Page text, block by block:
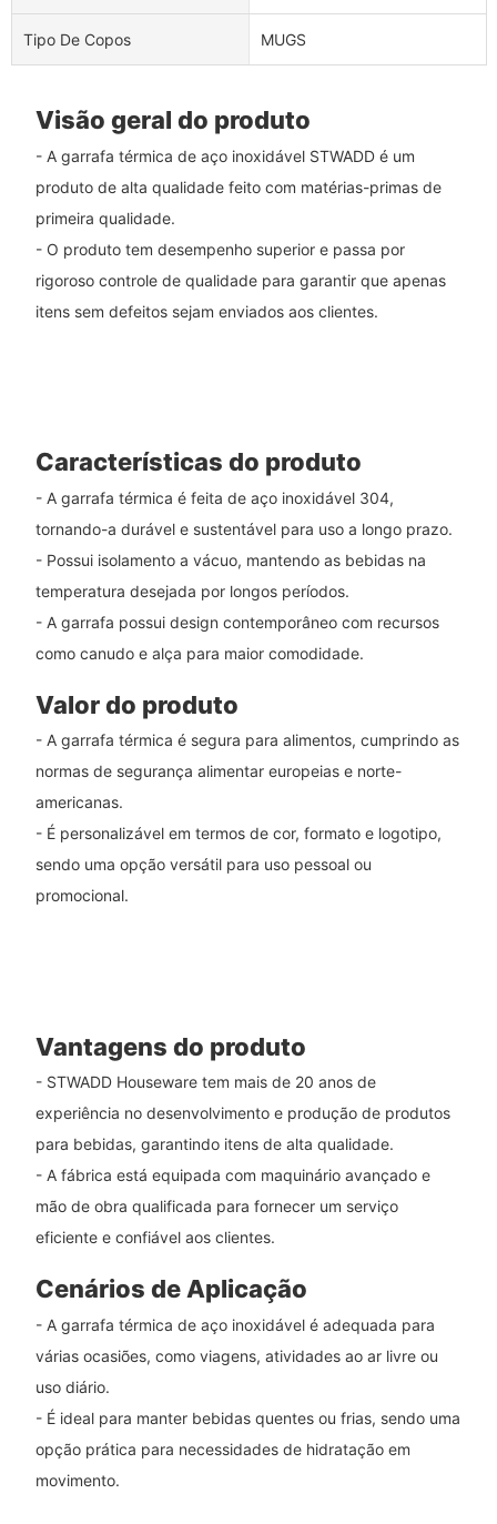
Tipo De Copos MUGS
Visão geral do produto
- A garrafa térmica de aço inoxidável STWADD é um
produto de alta qualidade feito com matérias-primas de
primeira qualidade.
- O produto tem desempenho superior e passa por
rigoroso controle de qualidade para garantir que apenas
itens sem defeitos sejam enviados aos clientes.
Características do produto
- A garrafa térmica é feita de aço inoxidável 304,
tornando-a durável e sustentável para uso a longo prazo.
- Possui isolamento a vácuo, mantendo as bebidas na
temperatura desejada por longos períodos.
- A garrafa possui design contemporâneo com recursos
como canudo e alça para maior comodidade.
Valor do produto
- A garrafa térmica é segura para alimentos, cumprindo as
normas de segurança alimentar europeias e norte-
americanas.
- É personalizável em termos de cor, formato e logotipo,
sendo uma opção versátil para uso pessoal ou
promocional.
Vantagens do produto
- STWADD Houseware tem mais de 20 anos de
experiência no desenvolvimento e produção de produtos
para bebidas, garantindo itens de alta qualidade.
- A fábrica está equipada com maquinário avançado e
mão de obra qualificada para fornecer um serviço
eficiente e confiável aos clientes.
Cenários de Aplicação
- A garrafa térmica de aço inoxidável é adequada para
várias ocasiões, como viagens, atividades ao ar livre ou
uso diário.
- É ideal para manter bebidas quentes ou frias, sendo uma
opção prática para necessidades de hidratação em
movimento.